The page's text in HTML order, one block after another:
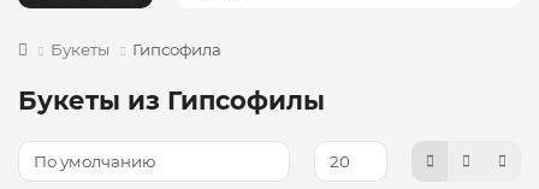
Букеты Гипсофила
Букеты из Гипсофилы